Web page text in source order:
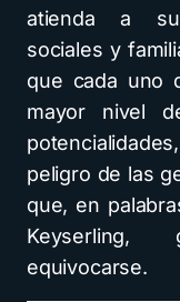
atienda a
sociales y
que cada uno
mayor nivel
peligro de las
que, en
Keyserling,
equivocarse.